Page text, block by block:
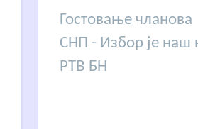
Гостовање чланова
СНП - Избор је наш
РТВ БН